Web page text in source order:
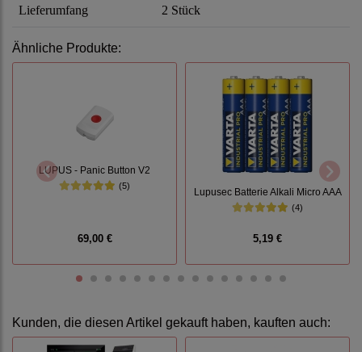
Lieferumfang
2 Stück
Ähnliche Produkte:
LUPUS - Panic Button V2
(5)
69,00 €
Lupusec Batterie Alkali Micro AAA
(4)
5,19 €
Kunden, die diesen Artikel gekauft haben, kauften auch: